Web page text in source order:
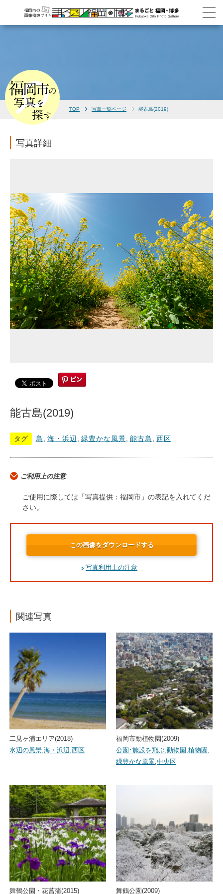
TOP 写真一覧ページ 能古島(2019)
写真詳細
能古島(2019)
タグ 島 海・浜辺 緑豊かな風景 能古島 西区
ご利用上の注意
ご使用に際しては「写真提供：福岡市」の表記を入れてくだ
さい。
この画像をダウンロードする
写真利用上の注意
関連写真
二見ヶ浦エリア(2018)
水辺の風景,海・浜辺,西区
福岡市動植物園(2009)
公園･施設を飛ぶ,動物園 ,植物園 ,
緑豊かな風景,中央区
舞鶴公園・花菖蒲(2015) 舞鶴公園(2009)